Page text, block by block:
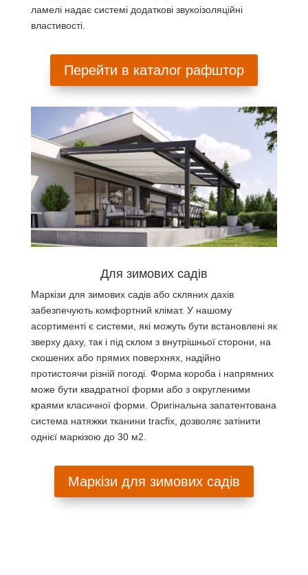
ламелі надає системі додаткові звукоізоляційні
властивості.
Перейти в каталог рафштор
Для зимових садів
Маркізи для зимових садів або скляних дахів
забезпечують комфортний клімат. У нашому
асортименті є системи, які можуть бути встановлені як
зверху даху, так і під склом з внутрішньої сторони, на
скошених або прямих поверхнях, надійно
протистоячи різній погоді. Форма короба і напрямних
може бути квадратної форми або з округленими
краями класичної форми. Оригінальна запатентована
система натяжки тканини tracfix, дозволяє затінити
однієї маркізою до 30 м2.
Маркізи для зимових садів